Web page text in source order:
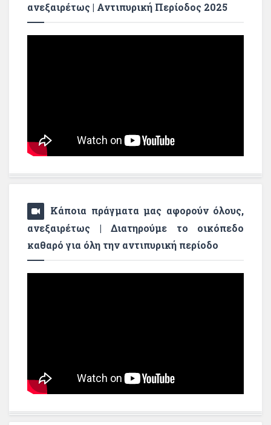
ανεξαιρέτως | Αντιπυρική Περίοδος 2025
Κάποια πράγματα μας αφορούν όλους,
ανεξαιρέτως | Διατηρούμε το οικόπεδο
καθαρό για όλη την αντιπυρική περίοδο